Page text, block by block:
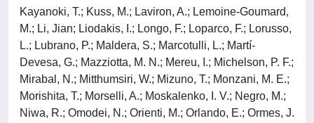
Kayanoki, T.; Kuss, M.; Laviron, A.; Lemoine-Goumard,
M.; Li, Jian; Liodakis, I.; Longo, F.; Loparco, F.; Lorusso,
L.; Lubrano, P.; Maldera, S.; Marcotulli, L.; Martí-
Devesa, G.; Mazziotta, M. N.; Mereu, I.; Michelson, P. F.;
Mirabal, N.; Mitthumsiri, W.; Mizuno, T.; Monzani, M. E.;
Morishita, T.; Morselli, A.; Moskalenko, I. V.; Negro, M.;
Niwa, R.; Omodei, N.; Orienti, M.; Orlando, E.; Ormes, J.